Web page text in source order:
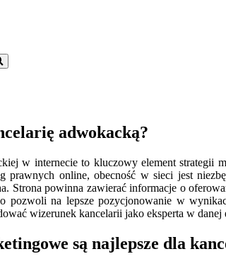
adwokacką?
w internecie to kluczowy element
prawnych online, obecność w sieci jest
Strona powinna zawierać informacje o
pozwoli na lepsze pozycjonowanie w
wizerunek kancelarii jako eksperta w danej
są najlepsze dla